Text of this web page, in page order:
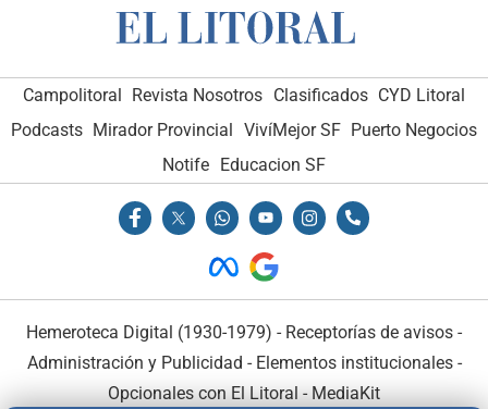
Campolitoral Revista Nosotros Clasificados CYD Litoral
Podcasts Mirador Provincial VivíMejor SF Puerto Negocios
Notife
Educacion SF
Hemeroteca Digital (1930-1979) - Receptorías de avisos -
Administración y Publicidad - Elementos institucionales-
Opcionales con El Litoral - MediaKit